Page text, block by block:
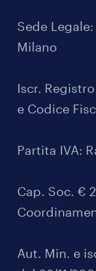
Sede
Milano
Iscr.
e Codice
Partita IVA:
Cap. Soc. €
Aut. Min. e